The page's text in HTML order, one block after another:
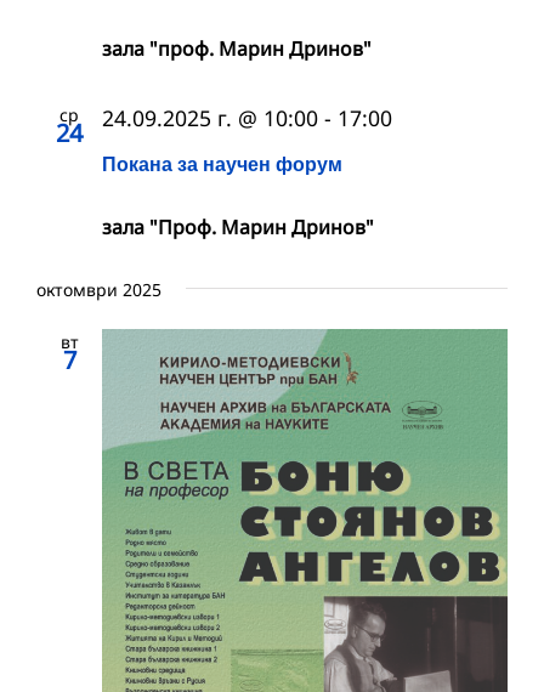
зала "проф. Марин Дринов"
ср
24
Покана за научен форум
24.09.2025 г. @ 10:00 - 17:00
зала "Проф. Марин Дринов"
октомври 2025
вт
7